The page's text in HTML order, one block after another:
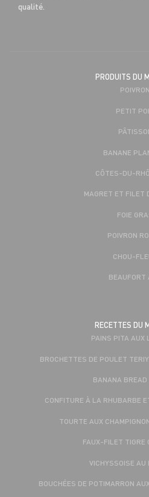
qualité.
PRODUITS DU
POIVRON
PETIT
BANANE
CÔTES-DU-
MAGRET ET FILET
FOIE
POIVRON
CHOU-
BEAUFORT
RECETTES DU
PAINS PITA AUX
BROCHETTES DE POULET
BANANA BREAD
CONFITURE À LA RHUBARBE
TOURTE AUX
FAUX-FILET TIGRE
VICHYSSOISE AU
BOUCHÉES DE POTIMARRON